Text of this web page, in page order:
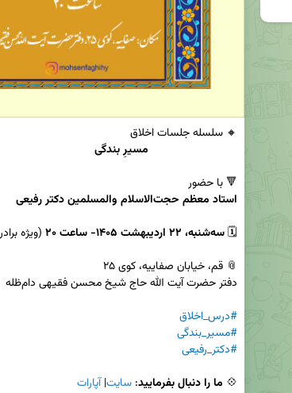
مسیرِ بندگی
🔻 با حضور
استاد معظم حجت‌الاسلام والمسلمین دکتر رفیعی
🗓 سه‌شنبه، ۲۲ اردیبهشت ۱۴۰۵- ساعت ۲۰
#درس_اخلاق
#مسیر_بندگی
#دکتر_رفیعی
💠 ما را دنبال بفرمایید: سایت| آپارات